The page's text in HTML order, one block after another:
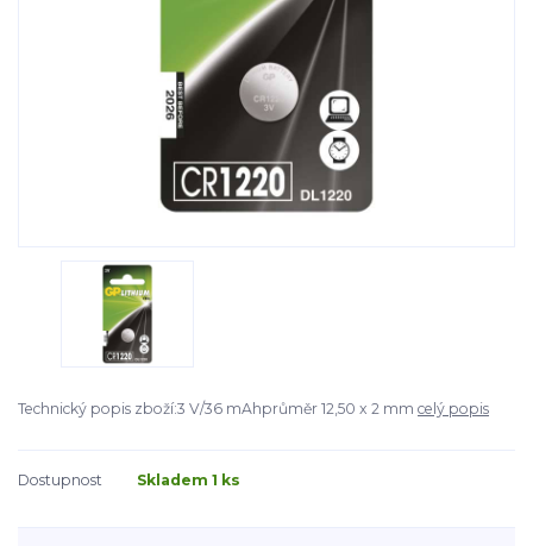
Technický popis zboží:3 V/36 mAhprůměr 12,50 x 2 mm celý popis
Dostupnost Skladem 1 ks